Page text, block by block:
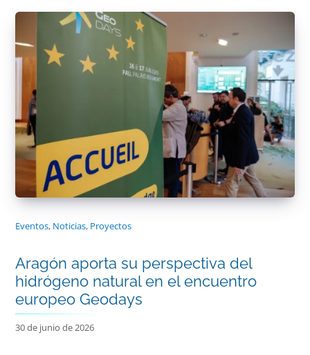
Eventos, Noticias, Proyectos
Aragón aporta su perspectiva del
hidrógeno natural en el encuentro
europeo Geodays
30 de junio de 2026